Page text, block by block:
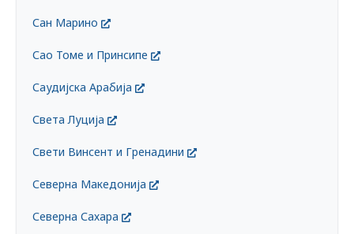
Сан Марино
Сао Томе и Принсипе
Саудијска Арабија
Света Луција
Свети Винсент и Гренадини
Северна Македонија
Северна Сахара